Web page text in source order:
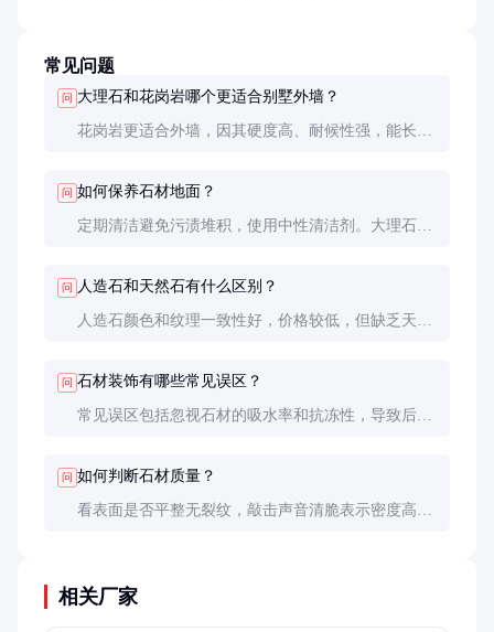
常见问题
问 大理石和花岗岩哪个更适合别墅外墙？
花岗岩更适合外墙，因其硬度高、耐候性强，能长期
问 如何保养石材地面？
定期清洁避免污渍堆积，使用中性清洁剂。大理石需
问 人造石和天然石有什么区别？
人造石颜色和纹理一致性好，价格较低，但缺乏天然
问 石材装饰有哪些常见误区？
常见误区包括忽视石材的吸水率和抗冻性，导致后期
问 如何判断石材质量？
看表面是否平整无裂纹，敲击声音清脆表示密度高，
相关厂家